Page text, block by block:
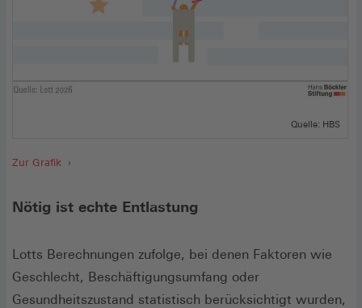
Quelle: HBS
Zur Grafik
Nötig ist echte Entlastung
Lotts Berechnungen zufolge, bei denen Faktoren wie
Geschlecht, Beschäftigungsumfang oder
Gesundheitszustand statistisch berücksichtigt wurden,